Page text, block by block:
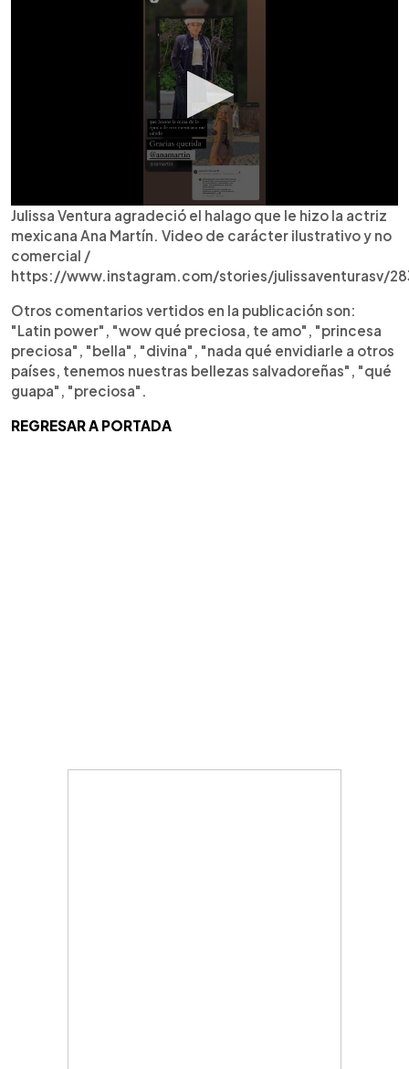
Julissa Ventura agradeció el halago que le hizo la actriz
mexicana Ana Martín. Video de carácter ilustrativo y no
comercial /
https://www.instagram.com/stories/julissaventurasv/
Otros comentarios vertidos en la publicación son:
"Latin power", "wow qué preciosa, te amo", "princesa
preciosa", "bella", "divina", "nada qué envidiarle a otros
países, tenemos nuestras bellezas salvadoreñas", "qué
guapa", "preciosa".
REGRESAR A PORTADA